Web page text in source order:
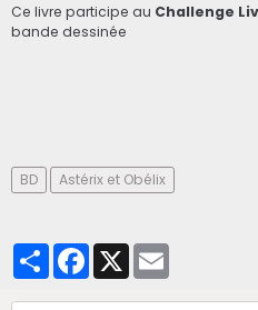
Ce livre participe au Challenge
bande dessinée
BD Astérix et Obélix
PartagerFacebook
X